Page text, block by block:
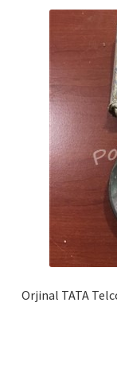
Orjinal TATA